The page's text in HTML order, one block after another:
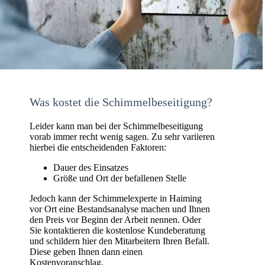
Was kostet die Schimmelbeseitigung?
Leider kann man bei der Schimmelbeseitigung
vorab immer recht wenig sagen. Zu sehr variieren
hierbei die entscheidenden Faktoren:
Dauer des Einsatzes
Größe und Ort der befallenen Stelle
Jedoch kann der Schimmelexperte in Haiming
vor Ort eine Bestandsanalyse machen und Ihnen
den Preis vor Beginn der Arbeit nennen. Oder
Sie kontaktieren die kostenlose Kundeberatung
und schildern hier den Mitarbeitern Ihren Befall.
Diese geben Ihnen dann einen
Kostenvoranschlag.